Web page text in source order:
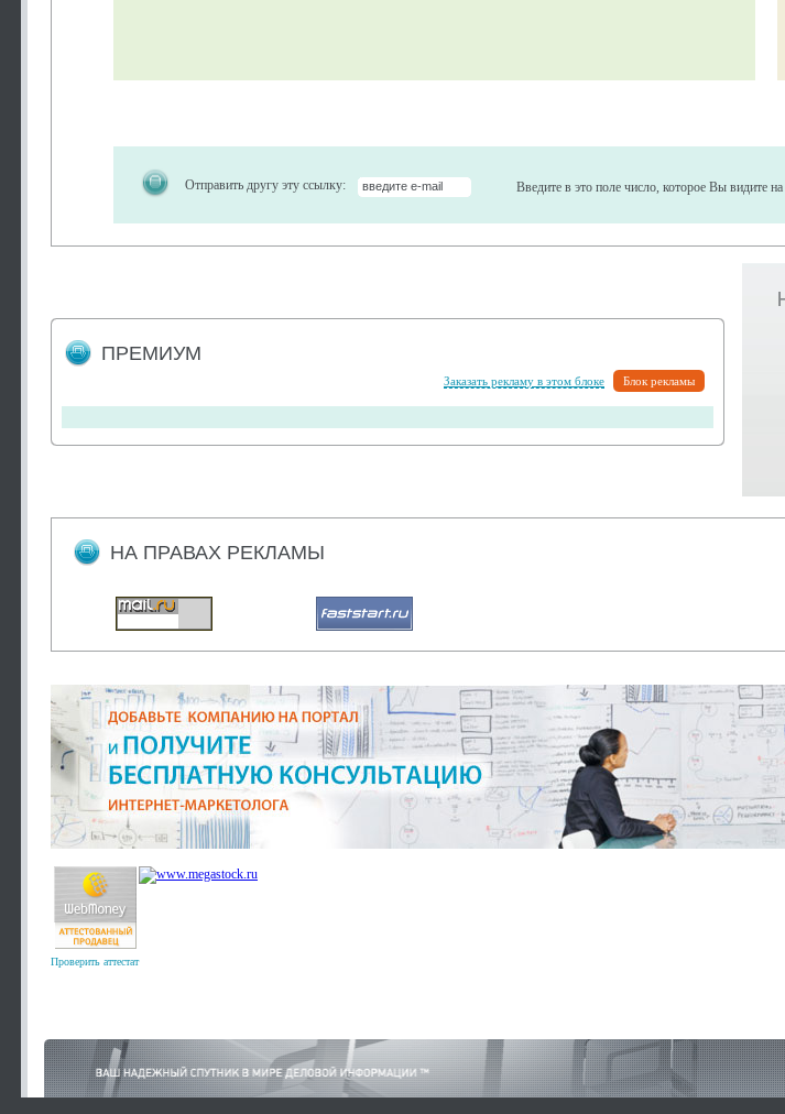
Отправить другу эту ссылку: Введите в это поле число, которое Вы видите на
ПРЕМИУМ
Заказать рекламу в этом блоке Блок рекламы
НА ПРАВАХ РЕКЛАМЫ
Проверить аттестат